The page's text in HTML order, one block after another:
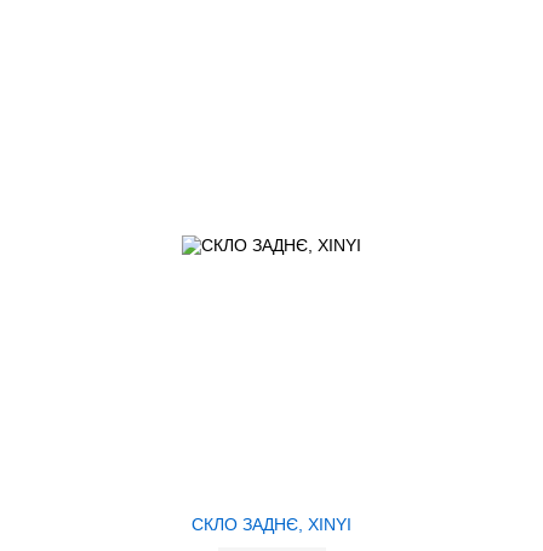
СКЛО ЗАДНЄ, XINYI